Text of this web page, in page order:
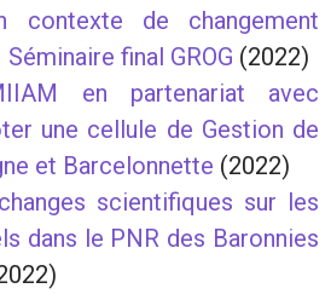
contexte de changement
final GROG (2022)
en partenariat avec
une cellule de Gestion de
et Barcelonnette (2022)
scientifiques sur les
dans le PNR des Baronnies